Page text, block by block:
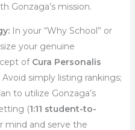
Gonzaga’s mission.
In your “Why School” or
your genuine
of Cura Personalis
Avoid simply listing rankings;
to utilize Gonzaga’s
(1:11 student-to-
mind and serve the